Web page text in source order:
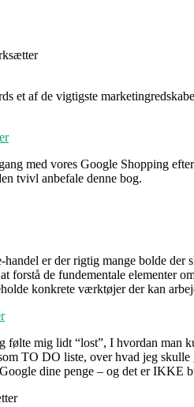
et af de vigtigste
med vores Google Shopping
tvivl anbefale denne bog.
handel er der rigtig mange bolde
forstå de fundementale elementer
konkrete værktøjer der kan
følte mig lidt “lost”, I hvordan man
TO DO liste, over hvad jeg
dine penge – og det er IKKE